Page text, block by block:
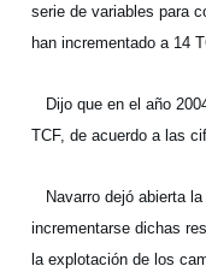
serie de variables para
han incrementado a 14
Dijo que en el año
TCF, de acuerdo a las
Navarro dejó abierta
incrementarse dichas
la explotación de los